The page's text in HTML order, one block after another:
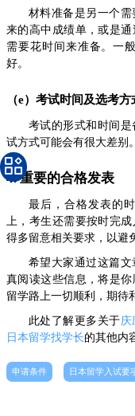
材料准备是另一个
来的高中成绩单，或是
需要花时间来准备。一
好。
（e）考试时间及选考方
考试的形式和时间
试方式可能会有很大差别
4. 重要的合格发表
最后，合格发表的
上，考生还需要按时完
得多留意相关要求，以避
希望大家通过这篇
真阅读这些信息，将是
留学路上一切顺利，期待
此处了解更多关于庆
日本留学找学长的其他内
申请条件 日本留学入试要